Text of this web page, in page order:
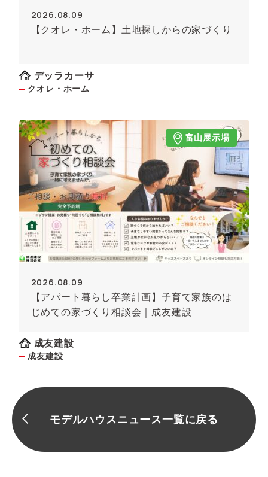
2026.08.09
【クオレ・ホーム】土地探しからの家づくり
デッラカーサ
クオレ・ホーム
富山展示場
2026.08.09
【アパート暮らし卒業計画】子育て家族のは
じめての家づくり相談会｜成友建設
成友建設
成友建設
モデルハウスニュース一覧に戻る